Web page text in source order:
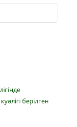
берілген